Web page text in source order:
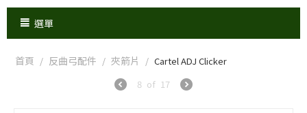
選單
首頁 / 反曲弓配件 / 夾箭片 / Cartel ADJ Clicker
8 of 17